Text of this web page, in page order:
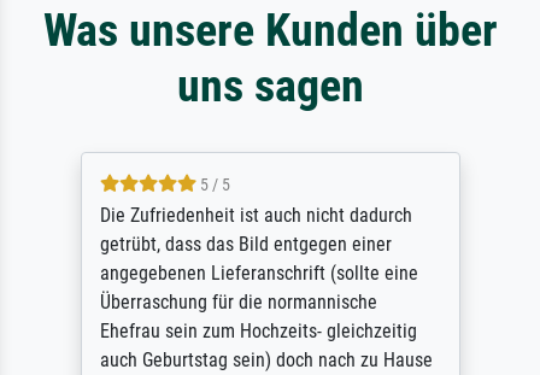
Was unsere Kunden über
uns sagen
5 / 5
Die Zufriedenheit ist auch nicht dadurch
getrübt, dass das Bild entgegen einer
angegebenen Lieferanschrift (sollte eine
Überraschung für die normannische
Ehefrau sein zum Hochzeits- gleichzeitig
auch Geburtstag sein) doch nach zu Hause